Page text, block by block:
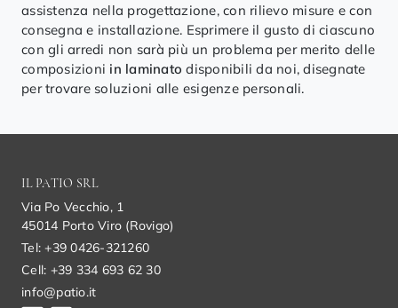
assistenza nella progettazione, con rilievo misure e con
consegna e installazione. Esprimere il gusto di ciascuno
con gli arredi non sarà più un problema per merito delle
composizioni in laminato disponibili da noi, disegnate
per trovare soluzioni alle esigenze personali.
IL PATIO SRL
Via Po Vecchio, 1
45014 Porto Viro (Rovigo)
Tel: +39 0426-321260
Cell: +39 334 693 62 30
info@patio.it